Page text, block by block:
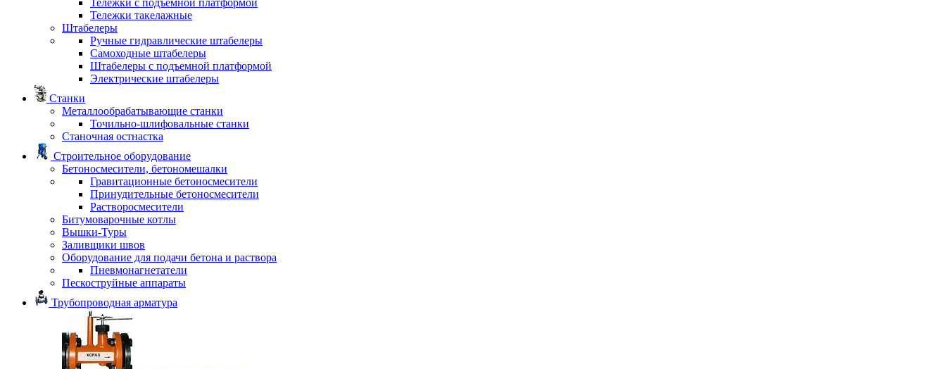
Тележки с подъемной платформой
Тележки такелажные
Штабелеры
Ручные гидравлические штабелеры
Самоходные штабелеры
Штабелеры с подъемной платформой
Электрические штабелеры
Станки
Металлообрабатывающие станки
Точильно-шлифовальные станки
Станочная остнастка
Строительное оборудование
Бетоносмесители, бетономешалки
Гравитационные бетоносмесители
Принудительные бетоносмесители
Растворосмесители
Битумоварочные котлы
Вышки-Туры
Заливщики швов
Оборудование для подачи бетона и раствора
Пневмонагнетатели
Пескоструйные аппараты
Трубопроводная арматура